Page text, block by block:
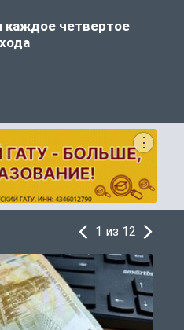
каждое четвертое
1 из 12